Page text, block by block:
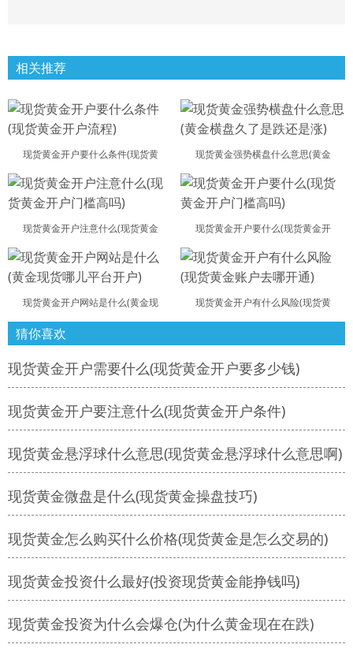
相关推荐
现货黄金开户要什么条件(现货黄 现货黄金强势横盘什么意思(黄金
现货黄金开户注意什么(现货黄金 现货黄金开户要什么(现货黄金开
现货黄金开户网站是什么(黄金现 现货黄金开户有什么风险(现货黄
猜你喜欢
现货黄金开户需要什么(现货黄金开户要多少钱)
现货黄金开户要注意什么(现货黄金开户条件)
现货黄金悬浮球什么意思(现货黄金悬浮球什么意思啊)
现货黄金微盘是什么(现货黄金操盘技巧)
现货黄金怎么购买什么价格(现货黄金是怎么交易的)
现货黄金投资什么最好(投资现货黄金能挣钱吗)
现货黄金投资为什么会爆仓(为什么黄金现在在跌)